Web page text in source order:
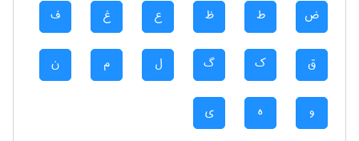
ض ط ظ ع غ ف
ق ک گ ل م ن
و ه ی